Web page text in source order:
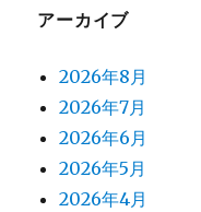
アーカイブ
2026年8月
2026年7月
2026年6月
2026年5月
2026年4月